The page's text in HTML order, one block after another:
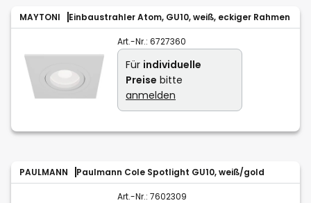
MAYTONI Einbaustrahler Atom, GU10, weiß, eckiger Rahmen
Art.-Nr.: 6727360
Für individuelle
Preise bitte
anmelden
PAULMANN Paulmann Cole Spotlight GU10, weiß/gold
Art.-Nr.: 7602309